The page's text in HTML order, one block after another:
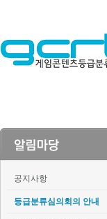
공지사항
등급분류심의회의 안내